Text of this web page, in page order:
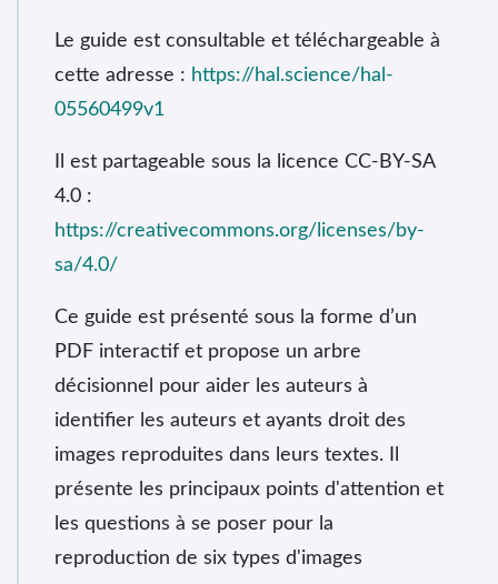
Le guide est consultable et téléchargeable à
cette adresse : https://hal.science/hal-
05560499v1
Il est partageable sous la licence CC-BY-SA
4.0 :
https://creativecommons.org/licenses/by-
sa/4.0/
Ce guide est présenté sous la forme d’un
PDF interactif et propose un arbre
décisionnel pour aider les auteurs à
identifier les auteurs et ayants droit des
images reproduites dans leurs textes. Il
présente les principaux points d'attention et
les questions à se poser pour la
reproduction de six types d'images